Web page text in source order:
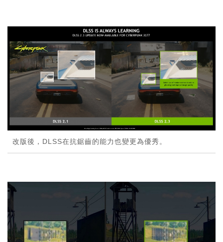
改版後，DLSS在抗鋸齒的能力也變更為優秀。